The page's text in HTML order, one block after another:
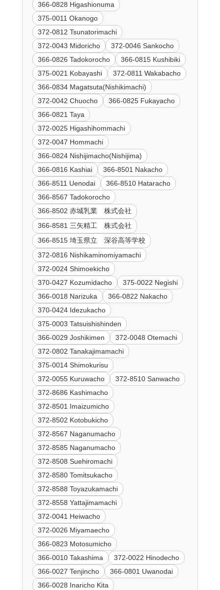
366-0828 Higashionuma
375-0011 Okanogo
372-0812 Tsunatorimachi
372-0043 Midoricho
372-0046 Sankocho
366-0826 Tadokorocho
366-0815 Kushibiki
375-0021 Kobayashi
372-0811 Wakabacho
366-0834 Magatsuta(Nishikimachi)
372-0042 Chuocho
366-0825 Fukayacho
366-0821 Taya
372-0025 Higashihommachi
372-0047 Hommachi
366-0824 Nishijimacho(Nishijima)
366-0816 Kashiai
366-8501 Nakacho
366-8511 Uenodai
366-8510 Hataracho
366-8567 Tadokorocho
366-8502 赤城乳業 株式会社
366-8581 三矢精工 株式会社
366-8515 埼玉県立 深谷高等学校
372-0816 Nishikaminomiyamachi
372-0024 Shimoekicho
370-0427 Kozumidacho
375-0022 Negishi
366-0018 Narizuka
366-0822 Nakacho
370-0424 Idezukacho
375-0003 Tatsuishishinden
366-0029 Joshikimen
372-0048 Otemachi
372-0802 Tanakajimamachi
375-0014 Shimokurisu
372-0055 Kuruwacho
372-8510 Sanwacho
372-8686 Kashimacho
372-8501 Imaizumicho
372-8502 Kotobukicho
372-8567 Naganumacho
372-8585 Naganumacho
372-8508 Suehiromachi
372-8580 Tomitsukacho
372-8588 Toyazukamachi
372-8558 Yattajimamachi
372-0041 Heiwacho
372-0026 Miyamaecho
366-0823 Motosumicho
366-0010 Takashima
372-0022 Hinodecho
366-0027 Tenjincho
366-0801 Uwanodai
366-0028 Inaricho Kita